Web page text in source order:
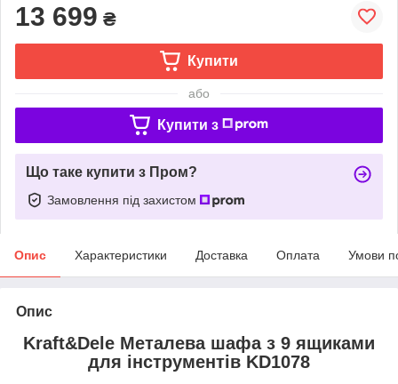
13 699 ₴
Купити
або
Купити з
Що таке купити з Пром?
Замовлення під захистом
Опис Характеристики Доставка Оплата Умови
Опис
Kraft&Dele Металева шафа з 9 ящиками
для інструментів KD1078